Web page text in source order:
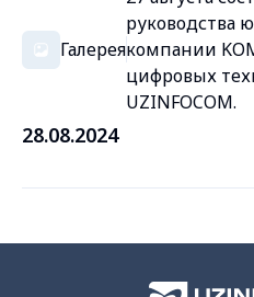
Галерея
руководства
компании
цифровых
UZINFOCOM.
28.08.2024